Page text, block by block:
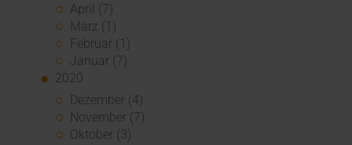
April (7)
März (1)
Februar (1)
Januar (7)
2020
Dezember (4)
November (7)
Oktober (3)